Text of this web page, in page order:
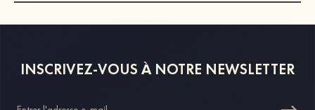
INSCRIVEZ-VOUS À NOTRE NEWSLETTER